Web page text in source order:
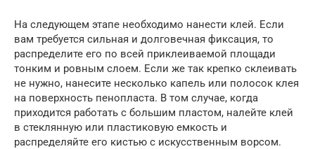
На следующем этапе необходимо нанести клей. Если
вам требуется сильная и долговечная фиксация, то
распределите его по всей приклеиваемой площади
тонким и ровным слоем. Если же так крепко склеивать
не нужно, нанесите несколько капель или полосок клея
на поверхность пенопласта. В том случае, когда
приходится работать с большим пластом, налейте клей
в стеклянную или пластиковую емкость и
распределяйте его кистью с искусственным ворсом.